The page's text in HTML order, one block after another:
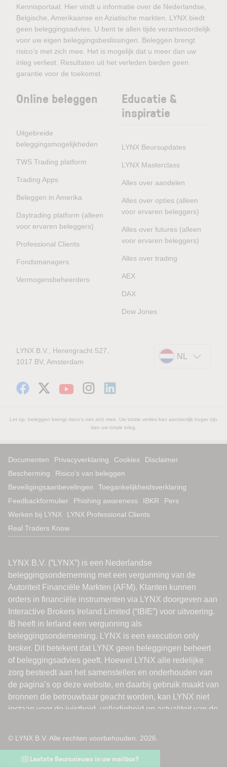
Kennisportaal. Hier vindt u informatie over de Nederlandse,
Belgische, Amerikaanse en Aziatische markten. LYNX biedt
geen beleggingsadvies. U bent te allen tijde verantwoordelijk
voor uw eigen beleggingsbeslissingen. Beleggen brengt
risico’s met zich mee. Het is mogelijk dat u meer dan uw
inleg verliest. Resultaten uit het verleden bieden geen
garantie voor de toekomst.
Online beleggen
Uitgebreide
beleggingsmogelijkheden
TWS Trading platform
Trading Apps
Beleggen in Amerika
Daytrading platform (alleen
voor ervaren beleggers)
Professional Clients
Fondsmanagers
Vermogensbeheerders
Educatie &
inspiratie
LYNX Beursupdates
LYNX Masterclass
Alles over aandelen
Alles over opties (alleen
voor ervaren beleggers)
Alles over futures (alleen
voor ervaren beleggers)
Alles over trading
AEX
DAX
Dow Jones
LYNX B.V., Herengracht 527,
1017 BV, Amsterdam
NL
Let op: beleggen brengt risico's met zich mee. Uw totale verlies kan aanzienlijk hoger zijn
dan uw totale inleg.
Documenten Privacyverklaring Cookies
Disclaimer
Bescherming
Risico’s van beleggen
Beveiligingsaanbevelingen
Toegankelijkheidsverklaring
Feedbackformulier
Phishing awareness IBKR
Pers
Werken bij LYNX
LYNX Professional Clients
Real Traders Know
© LYNX B.V. Alle rechten voorbehouden. 2026.
Laatste Beursnieuws in uw mailbox?